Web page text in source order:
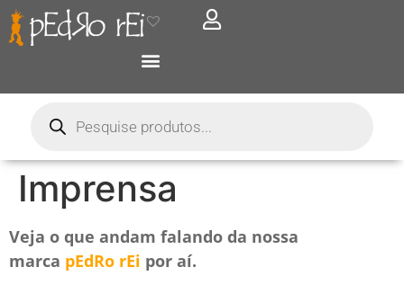
Imprensa
Veja o que andam falando da nossa
marca pEdRo rEi por aí.